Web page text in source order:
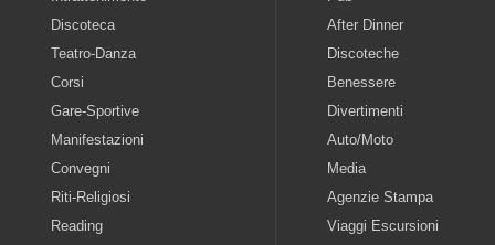
Discoteca
Teatro-Danza
Corsi
Gare-Sportive
Manifestazioni
Convegni
Riti-Religiosi
Reading
After Dinner
Discoteche
Benessere
Divertimenti
Auto/Moto
Media
Agenzie Stampa
Viaggi Escursioni